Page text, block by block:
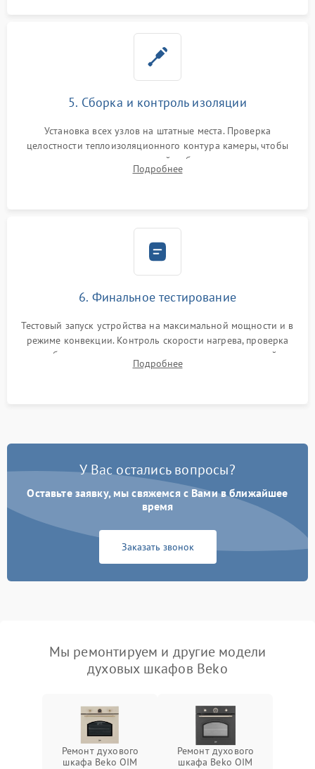
5. Сборка и контроль изоляции
Установка всех узлов на штатные места. Проверка
целостности теплоизоляционного контура камеры, чтобы
исключить перегрев кухонной мебели и потерю тепла.
Надежная фиксация клемм и сборка корпуса шкафа.
Подробнее
6. Финальное тестирование
Тестовый запуск устройства на максимальной мощности и в
режиме конвекции. Контроль скорости нагрева, проверка
срабатывания термостата при достижении заданной
температуры и тест на отсутствие утечек тока.
Подробнее
У Вас остались вопросы?
Оставьте заявку, мы свяжемся с Вами в ближайшее
время
Заказать звонок
Мы ремонтируем и другие модели
духовых шкафов Beko
Ремонт духового
шкафа Beko OIM
Ремонт духового
шкафа Beko OIM